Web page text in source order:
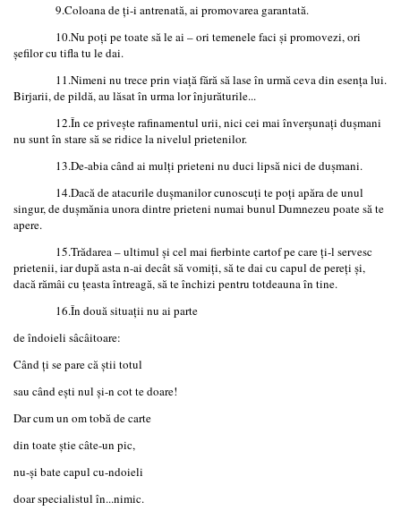
9.Coloana de ți-i antrenată, ai promovarea garantată.
10.Nu poți pe toate să le ai – ori temenele faci și promovezi, ori
șefilor cu tifla tu le dai.
11.Nimeni nu trece prin viață fără să lase în urmă ceva din esența lui.
Birjarii, de pildă, au lăsat în urma lor înjurăturile...
12.În ce privește rafinamentul urii, nici cei mai înverșunați dușmani
nu sunt în stare să se ridice la nivelul prietenilor.
13.De-abia când ai mulți prieteni nu duci lipsă nici de dușmani.
14.Dacă de atacurile dușmanilor cunoscuți te poți apăra de unul
singur, de dușmănia unora dintre prieteni numai bunul Dumnezeu poate să te
apere.
15.Trădarea – ultimul și cel mai fierbinte cartof pe care ți-l servesc
prietenii, iar după asta n-ai decât să vomiți, să te dai cu capul de pereți și,
dacă rămâi cu țeasta întreagă, să te închizi pentru totdeauna în tine.
16.În două situații nu ai parte
de îndoieli sâcâitoare:
Când ți se pare că știi totul
sau când ești nul și-n cot te doare!
Dar cum un om tobă de carte
din toate știe câte-un pic,
nu-și bate capul cu-ndoieli
doar specialistul în...nimic.